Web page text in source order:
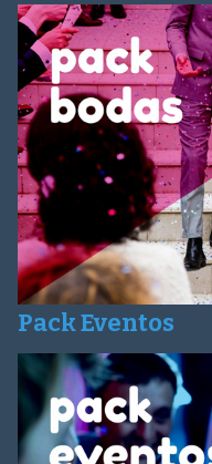
Pack Eventos